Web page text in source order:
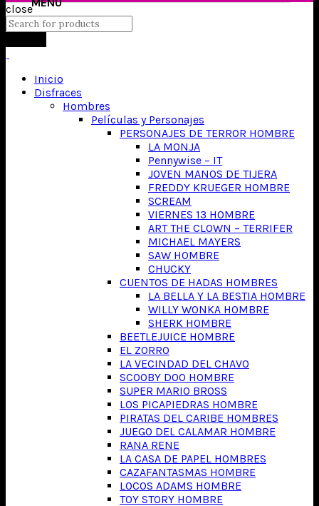
close
Inicio
Disfraces
Hombres
Películas y Personajes
PERSONAJES DE TERROR HOMBRE
LA MONJA
Pennywise – IT
JOVEN MANOS DE TIJERA
FREDDY KRUEGER HOMBRE
SCREAM
VIERNES 13 HOMBRE
ART THE CLOWN – TERRIFER
MICHAEL MAYERS
SAW HOMBRE
CHUCKY
CUENTOS DE HADAS HOMBRES
LA BELLA Y LA BESTIA HOMBRE
WILLY WONKA HOMBRE
SHERK HOMBRE
BEETLEJUICE HOMBRE
EL ZORRO
LA VECINDAD DEL CHAVO
SCOOBY DOO HOMBRE
SUPER MARIO BROSS
LOS PICAPIEDRAS HOMBRE
PIRATAS DEL CARIBE HOMBRES
JUEGO DEL CALAMAR HOMBRE
RANA RENE
LA CASA DE PAPEL HOMBRES
CAZAFANTASMAS HOMBRE
LOCOS ADAMS HOMBRE
TOY STORY HOMBRE